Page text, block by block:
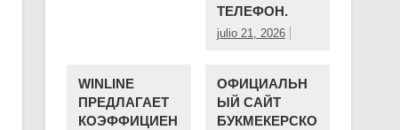
ТЕЛЕФОН.
julio 21, 2026
WINLINE
ПРЕДЛАГАЕТ
КОЭФФИЦИЕН
ОФИЦИАЛЬН
ЫЙ САЙТ
БУКМЕКЕРСКО